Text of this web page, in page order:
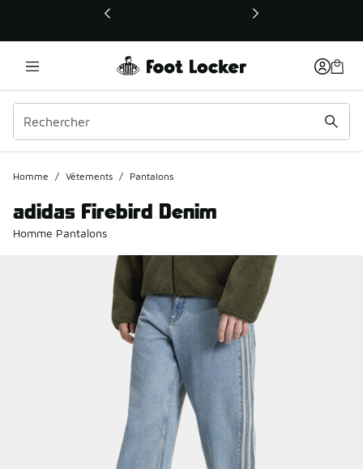
Ce lien ouvrira une nouvelle fenêtre
Homme / Vêtements / Pantalons
adidas Firebird Denim
Homme Pantalons